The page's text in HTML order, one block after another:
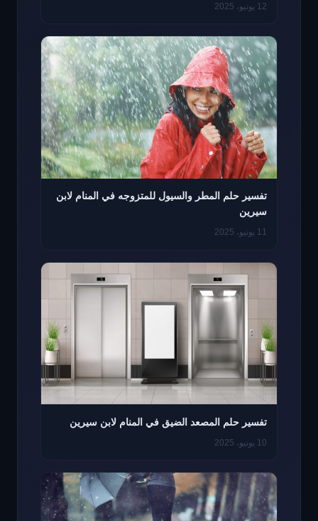
12 يونيو، 2025
تفسير حلم المطر والسيول للمتزوجه في المنام لابن
سيرين
11 يونيو، 2025
تفسير حلم المصعد الضيق في المنام لابن سيرين
10 يونيو، 2025